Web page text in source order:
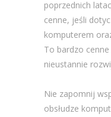
poprzednich
cenne, jeśli
komputerem
To bardzo
nieustannie
Nie zapomnij
obsłudze